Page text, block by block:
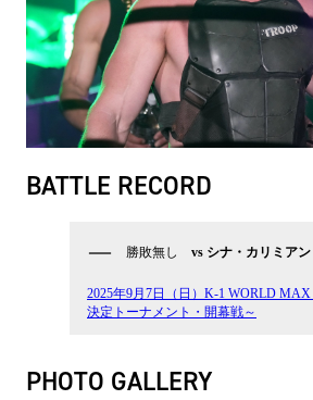
BATTLE RECORD
勝敗無し vs シナ・カリミアン
2025年9月7日（日）K-1 WORLD
決定トーナメント・開幕戦～
PHOTO GALLERY